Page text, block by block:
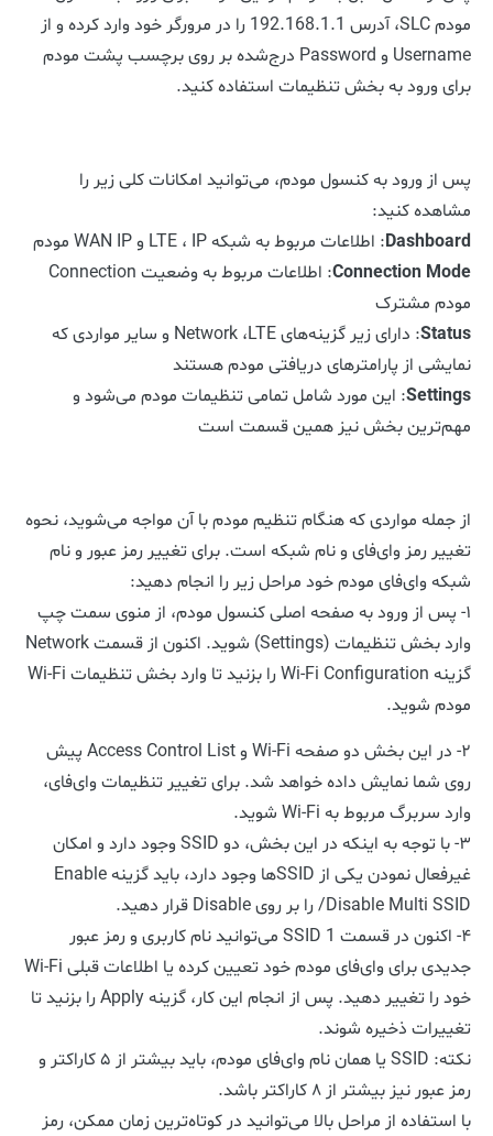
مودم SLC، آدرس 192.168.1.1 را در مرورگر خود وارد کرده و از
Username و Password درج‌شده بر روی برچسب پشت مودم
برای ورود به بخش تنظیمات استفاده کنید.
پس از ورود به کنسول مودم، می‌توانید امکانات کلی زیر را
مشاهده کنید:
Dashboard: اطلاعات مربوط به شبکه LTE ، IP و WAN IP مودم
Connection Mode
: اطلاعات مربوط به وضعیت Connection
مودم مشترک
Status
: دارای زیر گزینه‌های Network ،LTE و سایر مواردی که
نمایشی از پارامترهای دریافتی مودم هستند
Settings: این مورد شامل تمامی تنظیمات مودم می‌شود و
مهم‌ترین بخش نیز همین قسمت است
از جمله مواردی که هنگام تنظیم مودم با آن مواجه می‌شوید، نحوه
تغییر رمز وای‌فای و نام شبکه است. برای تغییر رمز عبور و نام
شبکه وای‌فای مودم خود مراحل زیر را انجام دهید:
۱- پس از ورود به صفحه اصلی کنسول مودم، از منوی سمت چپ
وارد بخش تنظیمات (Settings) شوید. اکنون از قسمت Network
گزینه Wi-Fi Configuration را بزنید تا وارد بخش تنظیمات Wi-Fi
مودم شوید.
۲- در این بخش دو صفحه Wi-Fi و Access Control List پیش
روی شما نمایش داده خواهد شد. برای تغییر تنظیمات وای‌فای،
وارد سربرگ مربوط به Wi-Fi شوید.
۳- با توجه به اینکه در این بخش، دو SSID وجود دارد و امکان
غیرفعال نمودن یکی از SSIDها وجود دارد، باید گزینه Enable
/Disable Multi SSID را بر روی Disable قرار دهید.
۴- اکنون در قسمت SSID 1 می‌توانید نام کاربری و رمز عبور
جدیدی برای وای‌فای مودم خود تعیین کرده یا اطلاعات قبلی Wi-Fi
خود را تغییر دهید. پس از انجام این کار، گزینه Apply را بزنید تا
تغییرات ذخیره شوند.
نکته: SSID یا همان نام وای‌فای مودم، باید بیشتر از ۵ کاراکتر و
رمز عبور نیز بیشتر از ۸ کاراکتر باشد.
با استفاده از مراحل بالا می‌توانید در کوتاه‌ترین زمان ممکن، رمز